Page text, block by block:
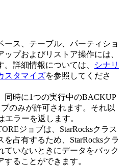
ース、テーブル、パーティショ
ップおよびリストア操作には、
詳細情報については、
シナリ
スタマイズを参照してくださ
同時に1つの実行中のBACKUP
のみが許可されます。それ以
エラーを返します。
ジョブは、StarRocksクラス
占有するため、StarRocksクラ
ていないときにデータをバック
ることができます。